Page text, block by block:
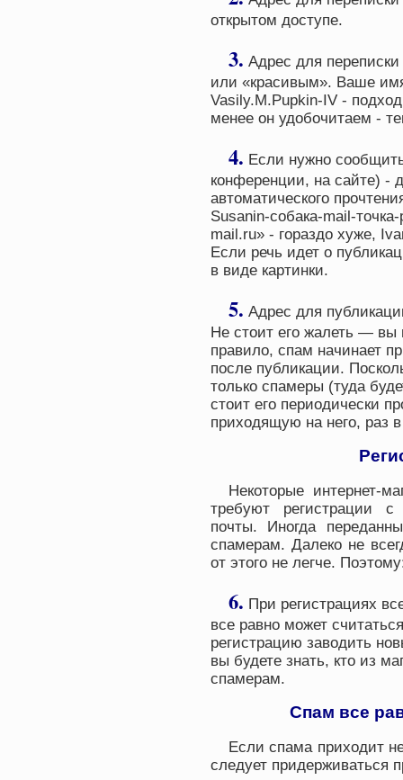
открытом доступе.
3. Адрес для
или «красивым». Ваше
Vasily.M.Pupkin-IV -
менее он удобочитаем -
4. Если нужно
конференции, на сайте) -
автоматического
Susanin-собака-mail-
mail.ru» - гораздо хуже,
Если речь идет о
в виде картинки.
5. Адрес для
Не стоит его жалеть — вы
правило, спам начинает
после публикации.
только спамеры (туда
стоит его периодически
приходящую на него, раз
Некоторые интернет-
требуют регистрации с
почты. Иногда
спамерам. Далеко не
от этого не легче.
6. При регистрациях
все равно может
регистрацию заводить
вы будете знать, кто из
спамерам.
Спам все
Если спама приходит
следует придерживаться